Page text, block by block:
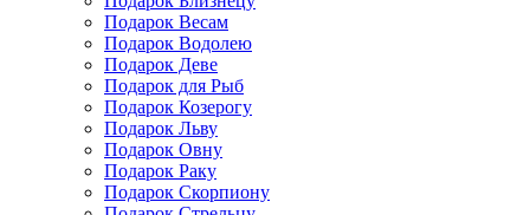
Подарок Весам
Подарок Водолею
Подарок Деве
Подарок для Рыб
Подарок Козерогу
Подарок Льву
Подарок Овну
Подарок Раку
Подарок Скорпиону